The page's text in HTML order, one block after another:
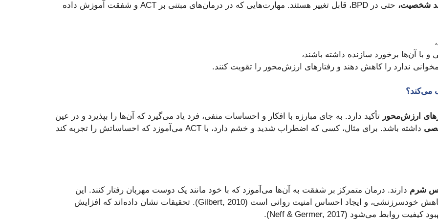
شخصیت، حتی در BPD، قابل تغییر هستند. مهارت‌هایی که در درمان‌های مبتنی بر ACT و شفقت آموزش داده
با آن‌ها برخورد سازنده داشته باشند،
ندارد را کاهش دهند و رفتارهای ارزش‌محور را تقویت کنند.
ارزش‌محور تأکید دارد. به جای مبارزه با افکار و احساسات منفی، فرد یاد می‌گیرد که آن‌ها را بپذیرد و در عین
داشته باشد. برای مثال، کسی که اضطراب شدید و خشم دارد، با ACT می‌آموزد که احساساتش را تجربه کند
شرم دارند. درمان متمرکز بر شفقت به آن‌ها می‌آموزد که با خود مانند یک دوست مهربان رفتار کنند. این
مهارت‌ها شامل تمرین خودشفقتی، شناسایی و کاهش خودسرزنشی، و ایجاد احساس امنیت روانی است (Gilbert, 2010). تحقیقات نشان داده‌اند که افزایش